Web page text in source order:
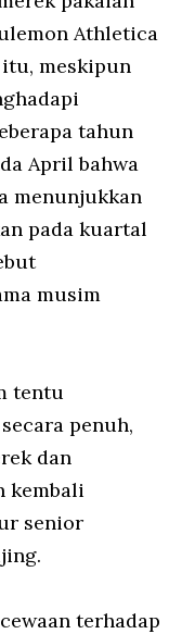
Athletica
meskipun
tahun
April bahwa
menunjukkan
pada kuartal
musim
tentu
penuh,
dan
kembali
senior
terhadap